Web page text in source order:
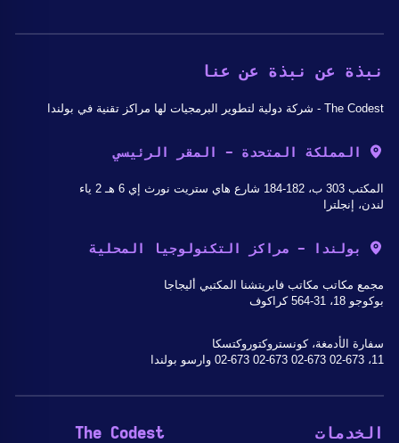
نبذة عن نبذة عن عنا
The Codest - شركة دولية لتطوير البرمجيات لها مراكز تقنية في بولندا
المملكة المتحدة - المقر الرئيسي
المكتب 303 ب، 182-184 شارع هاي ستريت نورث إي 6 هـ 2 ياء
لندن، إنجلترا
بولندا - مراكز التكنولوجيا المحلية
مجمع مكاتب مكاتب فابريتشنا المكتبي أليجاجا
بوكوجو 18، 31-564 كراكوف
سفارة الأدمغة، كونستروكتوروكتسكا
11، 02-673 02-673 02-673 02-673 وارسو بولندا
The Codest الخدمات